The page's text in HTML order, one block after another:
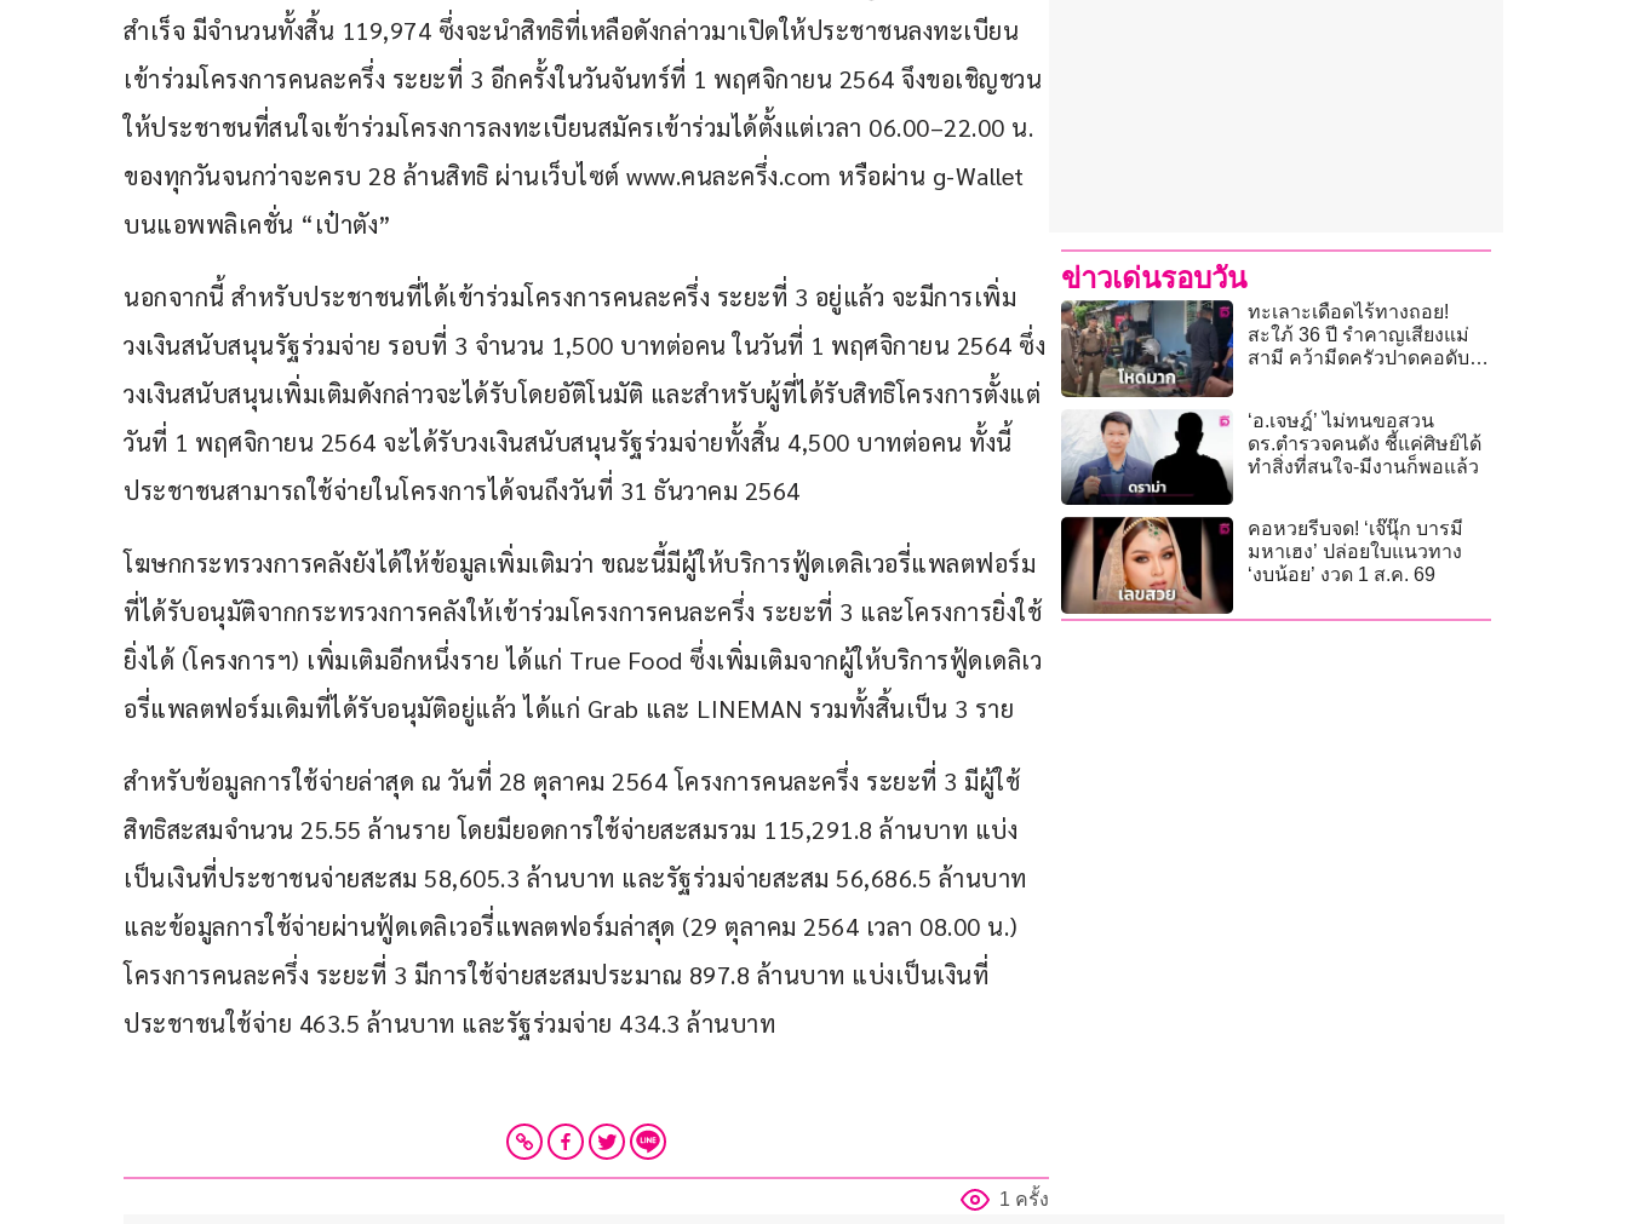
สำเร็จ มีจำนวนทั้งสิ้น 119,974 ซึ่งจะนำสิทธิที่เหลือดังกล่าวมาเปิดให้ประชาชนลงทะเบียน
เข้าร่วมโครงการคนละครึ่ง ระยะที่ 3 อีกครั้งในวันจันทร์ที่ 1 พฤศจิกายน 2564 จึงขอเชิญชวน
ให้ประชาชนที่สนใจเข้าร่วมโครงการลงทะเบียนสมัครเข้าร่วมได้ตั้งแต่เวลา 06.00–22.00 น.
ของทุกวันจนกว่าจะครบ 28 ล้านสิทธิ ผ่านเว็บไซต์ www.คนละครึ่ง.com หรือผ่าน g-Wallet
บนแอพพลิเคชั่น “เป๋าตัง”
นอกจากนี้ สำหรับประชาชนที่ได้เข้าร่วมโครงการคนละครึ่ง ระยะที่ 3 อยู่แล้ว จะมีการเพิ่ม
วงเงินสนับสนุนรัฐร่วมจ่าย รอบที่ 3 จำนวน 1,500 บาทต่อคน ในวันที่ 1 พฤศจิกายน 2564 ซึ่ง
วงเงินสนับสนุนเพิ่มเติมดังกล่าวจะได้รับโดยอัติโนมัติ และสำหรับผู้ที่ได้รับสิทธิโครงการตั้งแต่
วันที่ 1 พฤศจิกายน 2564 จะได้รับวงเงินสนับสนุนรัฐร่วมจ่ายทั้งสิ้น 4,500 บาทต่อคน ทั้งนี้
ประชาชนสามารถใช้จ่ายในโครงการได้จนถึงวันที่ 31 ธันวาคม 2564
โฆษกกระทรวงการคลังยังได้ให้ข้อมูลเพิ่มเติมว่า ขณะนี้มีผู้ให้บริการฟู้ดเดลิเวอรี่แพลตฟอร์ม
ที่ได้รับอนุมัติจากกระทรวงการคลังให้เข้าร่วมโครงการคนละครึ่ง ระยะที่ 3 และโครงการยิ่งใช้
ยิ่งได้ (โครงการฯ) เพิ่มเติมอีกหนึ่งราย ได้แก่ True Food ซึ่งเพิ่มเติมจากผู้ให้บริการฟู้ดเดลิเว
อรี่แพลตฟอร์มเดิมที่ได้รับอนุมัติอยู่แล้ว ได้แก่ Grab และ LINEMAN รวมทั้งสิ้นเป็น 3 ราย
สำหรับข้อมูลการใช้จ่ายล่าสุด ณ วันที่ 28 ตุลาคม 2564 โครงการคนละครึ่ง ระยะที่ 3 มีผู้ใช้
สิทธิสะสมจำนวน 25.55 ล้านราย โดยมียอดการใช้จ่ายสะสมรวม 115,291.8 ล้านบาท แบ่ง
เป็นเงินที่ประชาชนจ่ายสะสม 58,605.3 ล้านบาท และรัฐร่วมจ่ายสะสม 56,686.5 ล้านบาท
และข้อมูลการใช้จ่ายผ่านฟู้ดเดลิเวอรี่แพลตฟอร์มล่าสุด (29 ตุลาคม 2564 เวลา 08.00 น.)
โครงการคนละครึ่ง ระยะที่ 3 มีการใช้จ่ายสะสมประมาณ 897.8 ล้านบาท แบ่งเป็นเงินที่
ประชาชนใช้จ่าย 463.5 ล้านบาท และรัฐร่วมจ่าย 434.3 ล้านบาท
1 ครั้ง
ข่าวเด่นรอบวัน
ทะเลาะเดือดไร้ทางถอย!
สะใภ้ 36 ปี รำคาญเสียงแม่
สามี คว้ามีดครัวปาดคอดับ
‘อ.เจษฎ์’ ไม่ทนขอสวน
ดร.ตำรวจคนดัง ชี้แค่ศิษย์ได้
ทำสิ่งที่สนใจ-มีงานก็พอแล้ว
คอหวยรีบจด! ‘เจ๊นุ๊ก บารมี
มหาเฮง’ ปล่อยใบแนวทาง
‘งบน้อย’ งวด 1 ส.ค. 69